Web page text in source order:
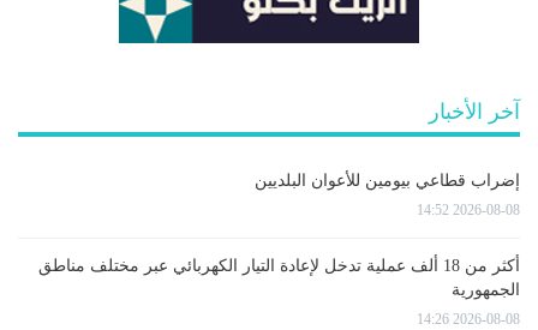
آخر الأخبار
إضراب قطاعي بيومين للأعوان البلديين
2026-08-08 14:52
أكثر من 18 ألف عملية تدخل لإعادة التيار الكهربائي عبر مختلف مناطق
الجمهورية
2026-08-08 14:26